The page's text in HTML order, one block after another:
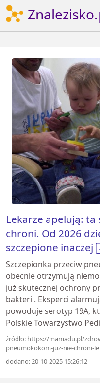
Lekarze apelują: ta
chroni. Od 2026
szczepione inaczej
Szczepionka przeciw
obecnie otrzymują
już skutecznej ochrony
bakterii. Eksperci
powoduje serotyp 19A,
Polskie Towarzystwo
źródło: https://mamadu.pl/
pneumokokom-juz-nie-chroni-
dodano: 20-10-2025 15:26:12